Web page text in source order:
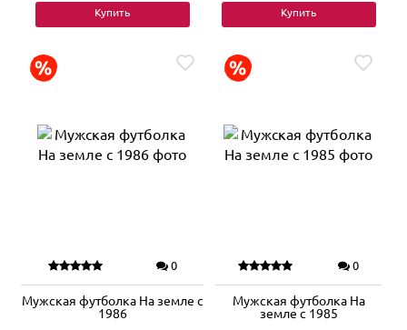
Купить Купить
0
Мужская футболка На земле с
1986
0
Мужская футболка На
земле с 1985